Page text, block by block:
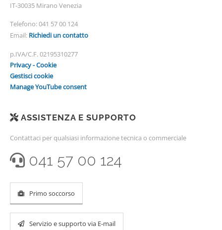
IT-30035 Mirano Venezia
Telefono:041 57 00 124
Email: Richiedi un contatto
p.IVA/C.F. 02195310277
Privacy - Cookie
Gestisci cookie
Manage YouTube consent
ASSISTENZA E SUPPORTO
Contattaci per qualsiasi informazione tecnica o commerciale
041 57 00 124
Primo soccorso
Servizio e supporto via E-mail